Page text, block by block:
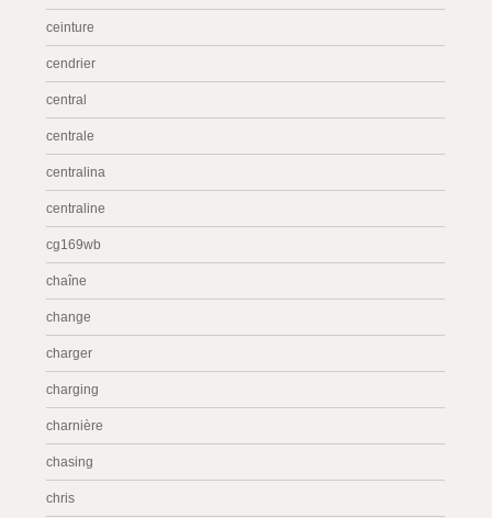
ceinture
cendrier
central
centrale
centralina
centraline
cg169wb
chaîne
change
charger
charging
charnière
chasing
chris